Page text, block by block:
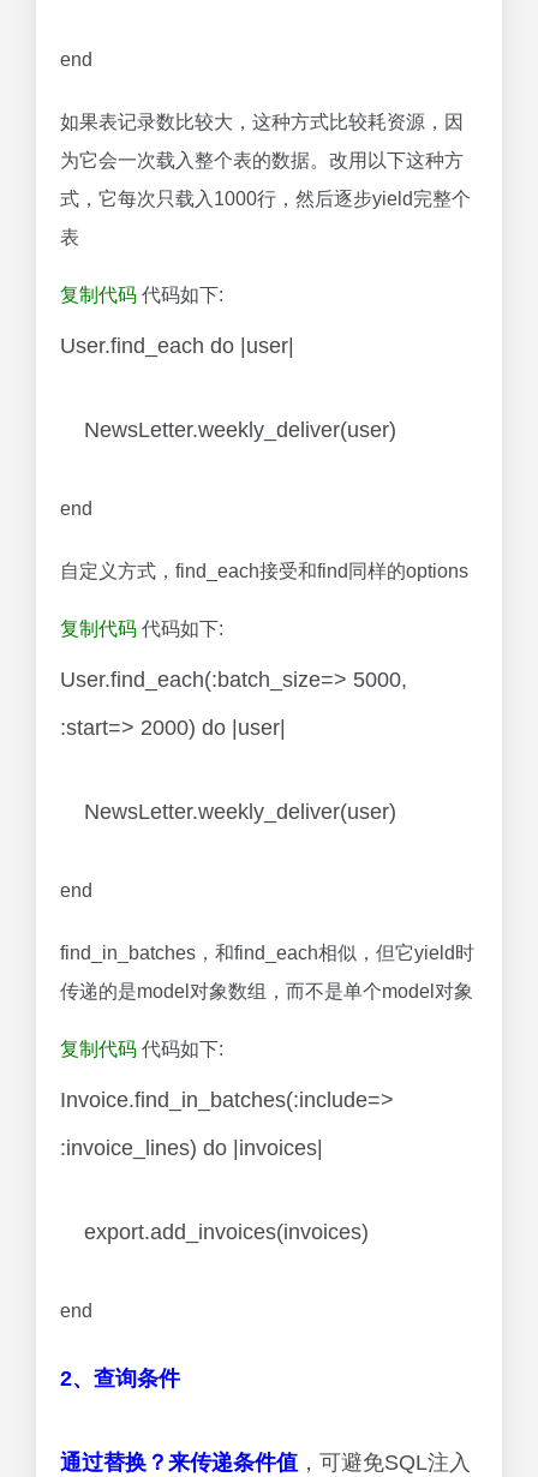
end
如果表记录数比较大，这种方式比较耗资源，因
为它会一次载入整个表的数据。改用以下这种方
式，它每次只载入1000行，然后逐步yield完整个
表
复制代码 代码如下:
User.find_each do |user|
NewsLetter.weekly_deliver(user)
end
自定义方式，find_each接受和find同样的options
复制代码 代码如下:
User.find_each(:batch_size=> 5000,
:start=> 2000) do |user|
NewsLetter.weekly_deliver(user)
end
find_in_batches，和find_each相似，但它yield时
传递的是model对象数组，而不是单个model对象
复制代码 代码如下:
Invoice.find_in_batches(:include=>
:invoice_lines) do |invoices|
export.add_invoices(invoices)
end
2、查询条件
通过替换？来传递条件值 ，可避免SQL注入